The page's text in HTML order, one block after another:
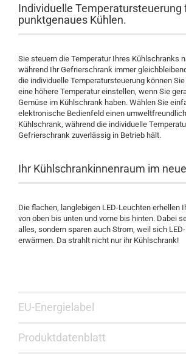
Individuelle Temperatursteuerung
punktgenaues Kühlen.
Sie steuern die Temperatur Ihres Kühlschranks
während Ihr Gefrierschrank immer
die individuelle Temperatursteuerung können
eine höhere Temperatur einstellen, wenn Sie
Gemüse im Kühlschrank haben. Wählen Sie
elektronische Bedienfeld einen
Kühlschrank, während die individuelle
Gefrierschrank zuverlässig in Betrieb hält.
Ihr Kühlschrankinnenraum im
Die flachen, langlebigen LED-Leuchten erhellen
von oben bis unten und vorne bis hinten. Dabei
alles, sondern sparen auch Strom, weil sich
erwärmen. Da strahlt nicht nur ihr Kühlschrank!
EU-Energielabel
Produktdatenblatt